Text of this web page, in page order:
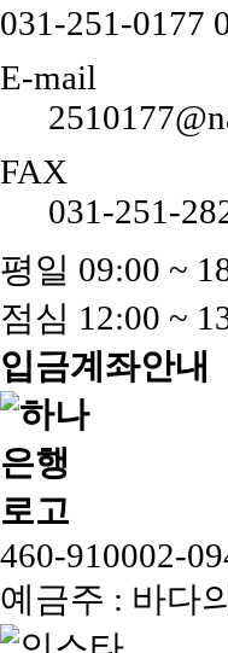
031-251-0177
E-mail
FAX
031-251-
평일 09:00 ~
점심 12:00 ~
입금계좌안내
460-910002-
예금주 : 바다